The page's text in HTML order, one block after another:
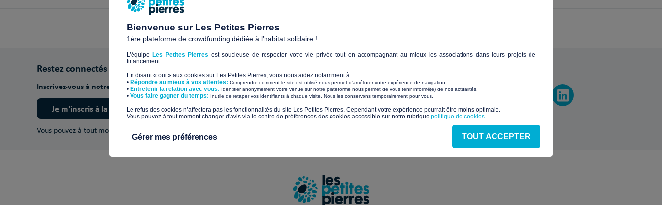
Paiements sécurisés avec
Restez connectés
Inscrivez-vous à notre newsletter pour découvrir nos actualités et les nouveaux projets solidaires
Je m'inscris à la newsletter
Vous pouvez à tout moment vous désinscrire.
Bienvenue sur Les Petites Pierres
1ère plateforme de crowdfunding dédiée à l’habitat solidaire !
L’équipeLes Petites Pierres est soucieuse de respecter votre vie privée tout en accompagnant au mieux les associations dans leurs projets de
financement.
En disant « oui » aux cookies sur Les Petites Pierres, vous nous aidez notamment à :
• Répondre au mieux à vos attentes: Comprendre comment le site est utilisé nous permet d'améliorer votre expérience de navigation.
• Entretenir la relation avec vous: Identifier anonymement votre venue sur notre plateforme nous permet de vous tenir informé(e) de nos actualités.
​• Vous faire gagner du temps: Inutile de retaper vos identifiants à chaque visite. Nous les conservons temporairement pour vous.
​Le refus des cookies n’affectera pas les fonctionnalités du site Les Petites Pierres. Cependant votre expérience pourrait être moins optimale.​
Vous pouvez à tout moment changer d'avis via le centre de préférences des cookies accessible sur notre rubrique politique de cookies
TOUT ACCEPTER
Gérer mes préférences